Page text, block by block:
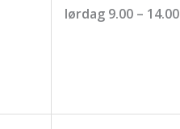
lørdag 9.00 – 14.00